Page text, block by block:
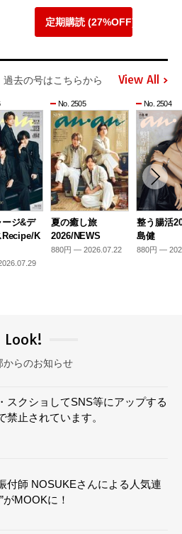
定期購読 (27%OFF)
過去の号はこちらから View All
ジ&デ
Recipe/K
No. 2505
夏の癒し旅
2026/NEWS
880円 — 2026.07.22
No. 2504
整う腸活
島健
880円 —
Look!
からのお知らせ
スクショしてSNS等にアップする
禁止されています。
付師 NOSUKEさんによる人気連
がMOOKに！